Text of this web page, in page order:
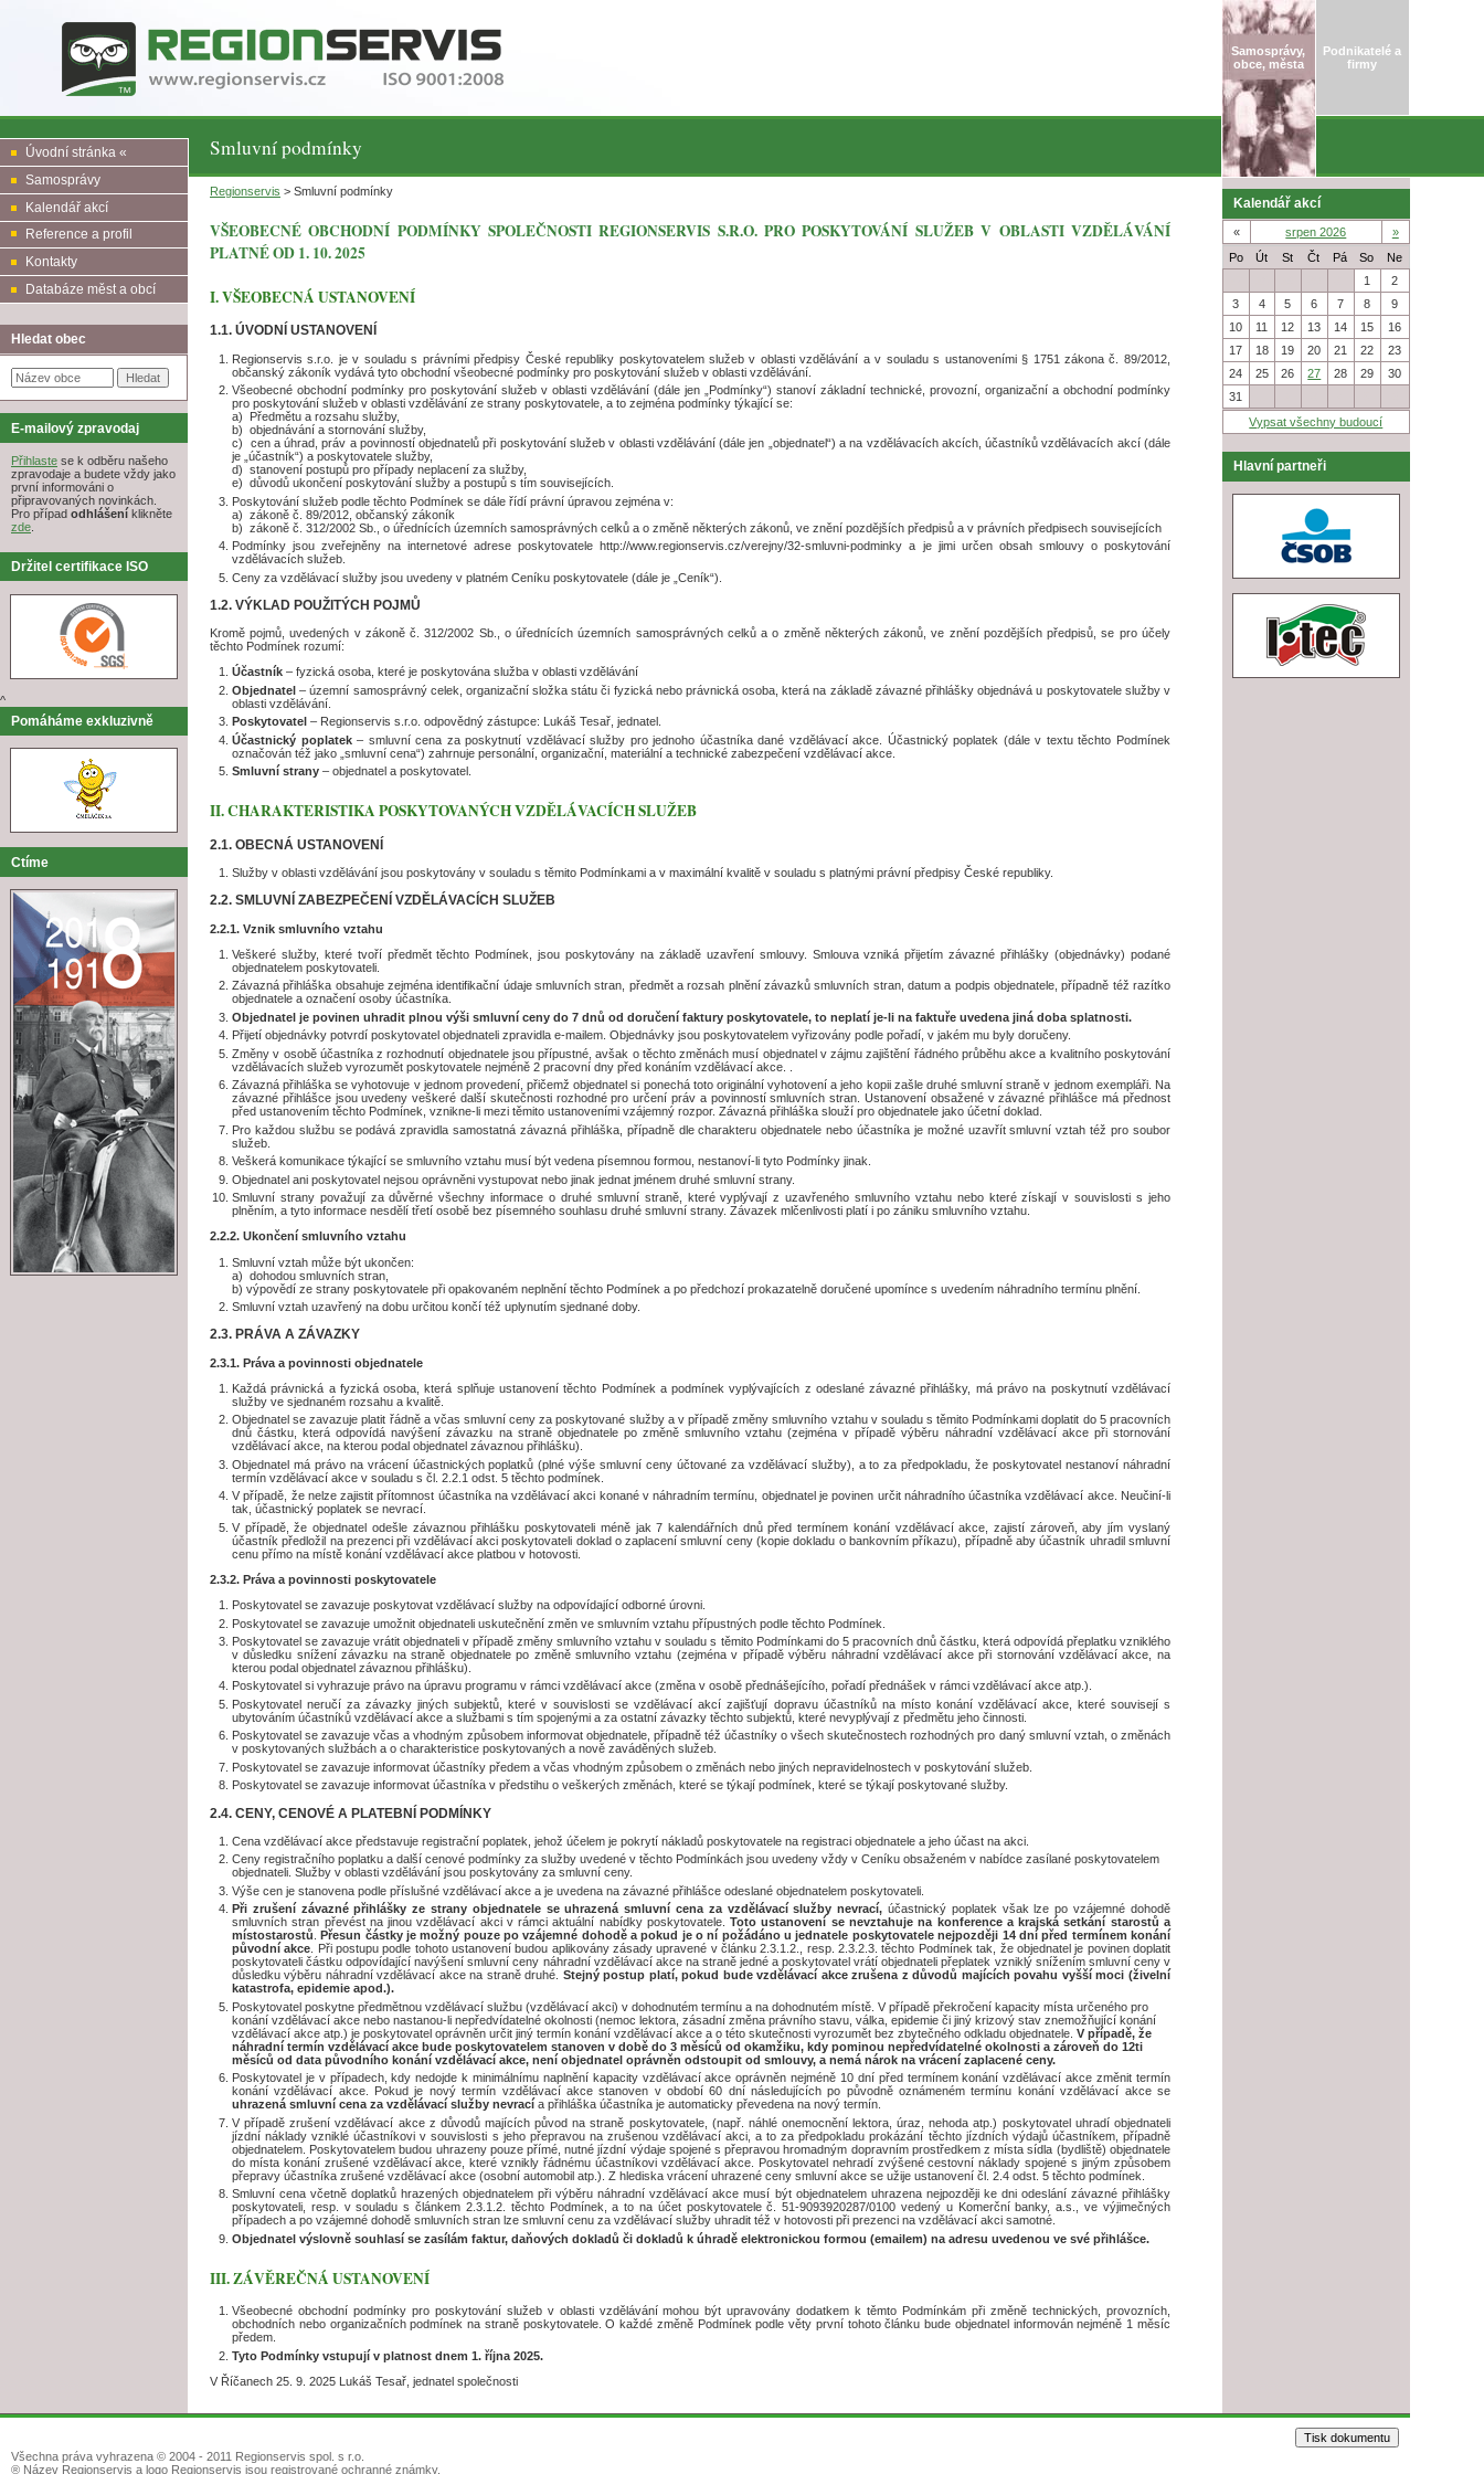
Samosprávy,
obce, města
Podnikatelé a
firmy
Smluvní podmínky
Úvodní stránka «
Samosprávy
Kalendář akcí
Reference a profil
Kontakty
Databáze měst a obcí
Hledat obec
E-mailový zpravodaj
Přihlaste se k odběru našeho
zpravodaje a budete vždy jako
první informováni o
připravovaných novinkách.
Pro případ odhlášení klikněte
zde
Držitel certifikace ISO
^
Pomáháme exkluzivně
Ctíme
Kalendář akcí
« srpen 2026
»
Po
Út St Čt Pá So
Ne
1
2
3
4 5 6 7 8
9
10
11 12 13 14 15
16
17
18 19 20 21 22
23
24
25 26 27 28 29
30
31
Vypsat všechny budoucí
Hlavní partneři
Regionservis > Smluvní podmínky
VŠEOBECNÉ OBCHODNÍ PODMÍNKY SPOLEČNOSTI REGIONSERVIS S.R.O. PRO POSKYTOVÁNÍ SLUŽEB V OBLASTI VZDĚLÁVÁNÍ
PLATNÉ OD 1. 10. 2025
I. VŠEOBECNÁ USTANOVENÍ
1.1. ÚVODNÍ USTANOVENÍ
Regionservis s.r.o. je v souladu s právními předpisy České republiky poskytovatelem služeb v oblasti vzdělávání a v souladu s ustanoveními § 1751 zákona č. 89/2012,
občanský zákoník vydává tyto obchodní všeobecné podmínky pro poskytování služeb v oblasti vzdělávání.
Všeobecné obchodní podmínky pro poskytování služeb v oblasti vzdělávání (dále jen „Podmínky“) stanoví základní technické, provozní, organizační a obchodní podmínky
pro poskytování služeb v oblasti vzdělávání ze strany poskytovatele, a to zejména podmínky týkající se:
a) Předmětu a rozsahu služby,
b) objednávání a stornování služby,
c) cen a úhrad, práv a povinností objednatelů při poskytování služeb v oblasti vzdělávání (dále jen „objednatel“) a na vzdělávacích akcích, účastníků vzdělávacích akcí (dále
je „účastník“) a poskytovatele služby,
d) stanovení postupů pro případy neplacení za služby,
e) důvodů ukončení poskytování služby a postupů s tím souvisejících.
Poskytování služeb podle těchto Podmínek se dále řídí právní úpravou zejména v:
a) zákoně č. 89/2012, občanský zákoník
b) zákoně č. 312/2002 Sb., o úřednících územních samosprávných celků a o změně některých zákonů, ve znění pozdějších předpisů a v právních předpisech souvisejících
Podmínky jsou zveřejněny na internetové adrese poskytovatele http://www.regionservis.cz/verejny/32-smluvni-podminky a je jimi určen obsah smlouvy o poskytování
vzdělávacích služeb.
Ceny za vzdělávací služby jsou uvedeny v platném Ceníku poskytovatele (dále je „Ceník“).
1.2. VÝKLAD POUŽITÝCH POJMŮ
Kromě pojmů, uvedených v zákoně č. 312/2002 Sb., o úřednících územních samosprávných celků a o změně některých zákonů, ve znění pozdějších předpisů, se pro účely
těchto Podmínek rozumí:
Účastník – fyzická osoba, které je poskytována služba v oblasti vzdělávání
Objednatel – územní samosprávný celek, organizační složka státu či fyzická nebo právnická osoba, která na základě závazné přihlášky objednává u poskytovatele služby v
oblasti vzdělávání.
Poskytovatel – Regionservis s.r.o. odpovědný zástupce: Lukáš Tesař, jednatel.
Účastnický poplatek– smluvní cena za poskytnutí vzdělávací služby pro jednoho účastníka dané vzdělávací akce. Účastnický poplatek (dále v textu těchto Podmínek
označován též jako „smluvní cena“) zahrnuje personální, organizační, materiální a technické zabezpečení vzdělávací akce.
Smluvní strany – objednatel a poskytovatel.
II. CHARAKTERISTIKA POSKYTOVANÝCH VZDĚLÁVACÍCH SLUŽEB
2.1. OBECNÁ USTANOVENÍ
Služby v oblasti vzdělávání jsou poskytovány v souladu s těmito Podmínkami a v maximální kvalitě v souladu s platnými právní předpisy České republiky.
2.2. SMLUVNÍ ZABEZPEČENÍ VZDĚLÁVACÍCH SLUŽEB
2.2.1. Vznik smluvního vztahu
Veškeré služby, které tvoří předmět těchto Podmínek, jsou poskytovány na základě uzavření smlouvy. Smlouva vzniká přijetím závazné přihlášky (objednávky) podané
objednatelem poskytovateli.
Závazná přihláška obsahuje zejména identifikační údaje smluvních stran, předmět a rozsah plnění závazků smluvních stran, datum a podpis objednatele, případně též razítko
objednatele a označení osoby účastníka.
Objednatel je povinen uhradit plnou výši smluvní ceny do 7 dnů od doručení faktury poskytovatele, to neplatí je-li na faktuře uvedena jiná doba splatnosti.
Přijetí objednávky potvrdí poskytovatel objednateli zpravidla e-mailem. Objednávky jsou poskytovatelem vyřizovány podle pořadí, v jakém mu byly doručeny.
Změny v osobě účastníka z rozhodnutí objednatele jsou přípustné, avšak o těchto změnách musí objednatel v zájmu zajištění řádného průběhu akce a kvalitního poskytování
vzdělávacích služeb vyrozumět poskytovatele nejméně 2 pracovní dny před konáním vzdělávací akce. .
Závazná přihláška se vyhotovuje v jednom provedení, přičemž objednatel si ponechá toto originální vyhotovení a jeho kopii zašle druhé smluvní straně v jednom exempláři. Na
závazné přihlášce jsou uvedeny veškeré další skutečnosti rozhodné pro určení práv a povinností smluvních stran. Ustanovení obsažené v závazné přihlášce má přednost
před ustanovením těchto Podmínek, vznikne-li mezi těmito ustanoveními vzájemný rozpor. Závazná přihláška slouží pro objednatele jako účetní doklad.
Pro každou službu se podává zpravidla samostatná závazná přihláška, případně dle charakteru objednatele nebo účastníka je možné uzavřít smluvní vztah též pro soubor
služeb.
Veškerá komunikace týkající se smluvního vztahu musí být vedena písemnou formou, nestanoví-li tyto Podmínky jinak.
Objednatel ani poskytovatel nejsou oprávněni vystupovat nebo jinak jednat jménem druhé smluvní strany.
Smluvní strany považují za důvěrné všechny informace o druhé smluvní straně, které vyplývají z uzavřeného smluvního vztahu nebo které získají v souvislosti s jeho
plněním, a tyto informace nesdělí třetí osobě bez písemného souhlasu druhé smluvní strany. Závazek mlčenlivosti platí i po zániku smluvního vztahu.
2.2.2. Ukončení smluvního vztahu
Smluvní vztah může být ukončen:
a) dohodou smluvních stran,
b) výpovědí ze strany poskytovatele při opakovaném neplnění těchto Podmínek a po předchozí prokazatelně doručené upomínce s uvedením náhradního termínu plnění.
Smluvní vztah uzavřený na dobu určitou končí též uplynutím sjednané doby.
2.3. PRÁVA A ZÁVAZKY
2.3.1. Práva a povinnosti objednatele
Každá právnická a fyzická osoba, která splňuje ustanovení těchto Podmínek a podmínek vyplývajících z odeslané závazné přihlášky, má právo na poskytnutí vzdělávací
služby ve sjednaném rozsahu a kvalitě.
Objednatel se zavazuje platit řádně a včas smluvní ceny za poskytované služby a v případě změny smluvního vztahu v souladu s těmito Podmínkami doplatit do 5 pracovních
dnů částku, která odpovídá navýšení závazku na straně objednatele po změně smluvního vztahu (zejména v případě výběru náhradní vzdělávací akce při stornování
vzdělávací akce, na kterou podal objednatel závaznou přihlášku).
Objednatel má právo na vrácení účastnických poplatků (plné výše smluvní ceny účtované za vzdělávací služby), a to za předpokladu, že poskytovatel nestanoví náhradní
termín vzdělávací akce v souladu s čl. 2.2.1 odst. 5 těchto podmínek.
V případě, že nelze zajistit přítomnost účastníka na vzdělávací akci konané v náhradním termínu, objednatel je povinen určit náhradního účastníka vzdělávací akce. Neučiní-li
tak, účastnický poplatek se nevrací.
V případě, že objednatel odešle závaznou přihlášku poskytovateli méně jak 7 kalendářních dnů před termínem konání vzdělávací akce, zajistí zároveň, aby jím vyslaný
účastník předložil na prezenci při vzdělávací akci poskytovateli doklad o zaplacení smluvní ceny (kopie dokladu o bankovním příkazu), případně aby účastník uhradil smluvní
cenu přímo na místě konání vzdělávací akce platbou v hotovosti.
2.3.2. Práva a povinnosti poskytovatele
Poskytovatel se zavazuje poskytovat vzdělávací služby na odpovídající odborné úrovni.
Poskytovatel se zavazuje umožnit objednateli uskutečnění změn ve smluvním vztahu přípustných podle těchto Podmínek.
Poskytovatel se zavazuje vrátit objednateli v případě změny smluvního vztahu v souladu s těmito Podmínkami do 5 pracovních dnů částku, která odpovídá přeplatku vzniklého
v důsledku snížení závazku na straně objednatele po změně smluvního vztahu (zejména v případě výběru náhradní vzdělávací akce při stornování vzdělávací akce, na
kterou podal objednatel závaznou přihlášku).
Poskytovatel si vyhrazuje právo na úpravu programu v rámci vzdělávací akce (změna v osobě přednášejícího, pořadí přednášek v rámci vzdělávací akce atp.).
Poskytovatel neručí za závazky jiných subjektů, které v souvislosti se vzdělávací akcí zajišťují dopravu účastníků na místo konání vzdělávací akce, které souvisejí s
ubytováním účastníků vzdělávací akce a službami s tím spojenými a za ostatní závazky těchto subjektů, které nevyplývají z předmětu jeho činnosti.
Poskytovatel se zavazuje včas a vhodným způsobem informovat objednatele, případně též účastníky o všech skutečnostech rozhodných pro daný smluvní vztah, o změnách
v poskytovaných službách a o charakteristice poskytovaných a nově zaváděných služeb.
Poskytovatel se zavazuje informovat účastníky předem a včas vhodným způsobem o změnách nebo jiných nepravidelnostech v poskytování služeb.
Poskytovatel se zavazuje informovat účastníka v předstihu o veškerých změnách, které se týkají podmínek, které se týkají poskytované služby.
2.4. CENY, CENOVÉ A PLATEBNÍ PODMÍNKY
Cena vzdělávací akce představuje registrační poplatek, jehož účelem je pokrytí nákladů poskytovatele na registraci objednatele a jeho účast na akci.
Ceny registračního poplatku a další cenové podmínky za služby uvedené v těchto Podmínkách jsou uvedeny vždy v Ceníku obsaženém v nabídce zasílané poskytovatelem
objednateli. Služby v oblasti vzdělávání jsou poskytovány za smluvní ceny.
Výše cen je stanovena podle příslušné vzdělávací akce a je uvedena na závazné přihlášce odeslané objednatelem poskytovateli.
Při zrušení závazné přihlášky ze strany objednatele se uhrazená smluvní cena za vzdělávací služby nevrací,účastnický poplatek však lze po vzájemné dohodě
smluvních stran převést na jinou vzdělávací akci v rámci aktuální nabídky poskytovatele.Toto ustanovení se nevztahuje na konference a krajská setkání starostů a
místostarostů
Přesun částky je možný pouze po vzájemné dohodě a pokud je o ní požádáno u jednatele poskytovatele nejpozději 14 dní před termínem konání
původní akce . Při postupu podle tohoto ustanovení budou aplikovány zásady upravené v článku 2.3.1.2., resp. 2.3.2.3. těchto Podmínek tak, že objednatel je povinen doplatit
poskytovateli částku odpovídající navýšení smluvní ceny náhradní vzdělávací akce na straně jedné a poskytovatel vrátí objednateli přeplatek vzniklý snížením smluvní ceny v
důsledku výběru náhradní vzdělávací akce na straně druhé. Stejný postup platí, pokud bude vzdělávací akce zrušena z důvodů majících povahu vyšší moci (živelní
katastrofa, epidemie apod.).
Poskytovatel poskytne předmětnou vzdělávací službu (vzdělávací akci) v dohodnutém termínu a na dohodnutém místě. V případě překročení kapacity místa určeného pro
konání vzdělávací akce nebo nastanou-li nepředvídatelné okolnosti (nemoc lektora, zásadní změna právního stavu, válka, epidemie či jiný krizový stav znemožňující konání
vzdělávací akce atp.) je poskytovatel oprávněn určit jiný termín konání vzdělávací akce a o této skutečnosti vyrozumět bez zbytečného odkladu objednatele. V případě, že
náhradní termín vzdělávací akce bude poskytovatelem stanoven v době do 3 měsíců od okamžiku, kdy pominou nepředvídatelné okolnosti a zároveň do 12ti
měsíců od data původního konání vzdělávací akce, není objednatel oprávněn odstoupit od smlouvy, a nemá nárok na vrácení zaplacené ceny.
Poskytovatel je v případech, kdy nedojde k minimálnímu naplnění kapacity vzdělávací akce oprávněn nejméně 10 dní před termínem konání vzdělávací akce změnit termín
konání vzdělávací akce. Pokud je nový termín vzdělávací akce stanoven v období 60 dní následujících po původně oznámeném termínu konání vzdělávací akce se
uhrazená smluvní cena za vzdělávací služby nevrací a přihláška účastníka je automaticky převedena na nový termín.
V případě zrušení vzdělávací akce z důvodů majících původ na straně poskytovatele, (např. náhlé onemocnění lektora, úraz, nehoda atp.) poskytovatel uhradí objednateli
jízdní náklady vzniklé účastníkovi v souvislosti s jeho přepravou na zrušenou vzdělávací akci, a to za předpokladu prokázání těchto jízdních výdajů účastníkem, případně
objednatelem. Poskytovatelem budou uhrazeny pouze přímé, nutné jízdní výdaje spojené s přepravou hromadným dopravním prostředkem z místa sídla (bydliště) objednatele
do místa konání zrušené vzdělávací akce, které vznikly řádnému účastníkovi vzdělávací akce. Poskytovatel nehradí zvýšené cestovní náklady spojené s jiným způsobem
přepravy účastníka zrušené vzdělávací akce (osobní automobil atp.). Z hlediska vrácení uhrazené ceny smluvní akce se užije ustanovení čl. 2.4 odst. 5 těchto podmínek.
Smluvní cena včetně doplatků hrazených objednatelem při výběru náhradní vzdělávací akce musí být objednatelem uhrazena nejpozději ke dni odeslání závazné přihlášky
poskytovateli, resp. v souladu s článkem 2.3.1.2. těchto Podmínek, a to na účet poskytovatele č. 51-9093920287/0100 vedený u Komerční banky, a.s., ve výjimečných
případech a po vzájemné dohodě smluvních stran lze smluvní cenu za vzdělávací služby uhradit též v hotovosti při prezenci na vzdělávací akci samotné.
Objednatel výslovně souhlasí se zasílám faktur, daňových dokladů či dokladů k úhradě elektronickou formou (emailem) na adresu uvedenou ve své přihlášce.
III. ZÁVĚREČNÁ USTANOVENÍ
Všeobecné obchodní podmínky pro poskytování služeb v oblasti vzdělávání mohou být upravovány dodatkem k těmto Podmínkám při změně technických, provozních,
obchodních nebo organizačních podmínek na straně poskytovatele. O každé změně Podmínek podle věty první tohoto článku bude objednatel informován nejméně 1 měsíc
předem.
Tyto Podmínky vstupují v platnost dnem 1. října 2025.
V Říčanech 25. 9. 2025 Lukáš Tesař, jednatel společnosti
Všechna práva vyhrazena © 2004 - 2011 Regionservis spol. s r.o.
® Název Regionservis a logo Regionservis jsou registrované ochranné známky.